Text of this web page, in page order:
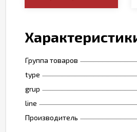
Группа товаров
type
grup
line
Производитель